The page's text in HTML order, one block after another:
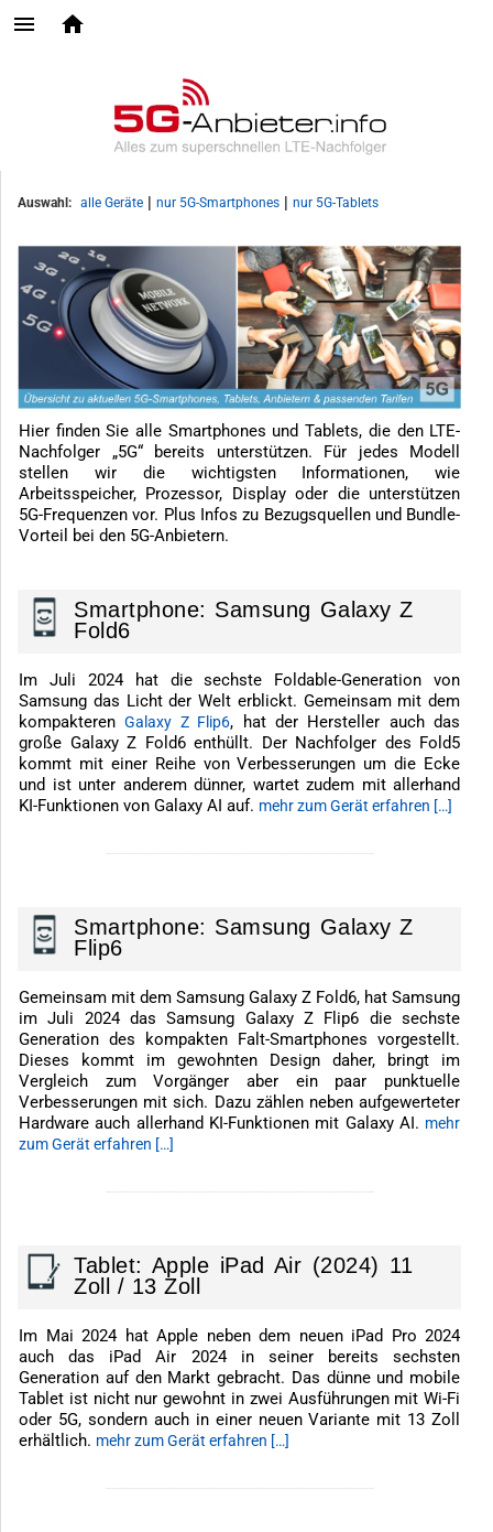
Auswahl: alle Geräte | nur 5G-Smartphones | nur 5G-Tablets
Hier finden Sie alle Smartphones und Tablets, die den LTE-
Nachfolger „5G“ bereits unterstützen. Für jedes Modell
stellen wir die wichtigsten Informationen, wie
Arbeitsspeicher, Prozessor, Display oder die unterstützen
5G-Frequenzen vor. Plus Infos zu Bezugsquellen und Bundle-
Vorteil bei den 5G-Anbietern.
Smartphone: Samsung Galaxy Z
Fold6
Im Juli 2024 hat die sechste Foldable-Generation von
Samsung das Licht der Welt erblickt. Gemeinsam mit dem
kompakterenGalaxy Z Flip6, hat der Hersteller auch das
große Galaxy Z Fold6 enthüllt. Der Nachfolger des Fold5
kommt mit einer Reihe von Verbesserungen um die Ecke
und ist unter anderem dünner, wartet zudem mit allerhand
KI-Funktionen von Galaxy AI auf. mehr zum Gerät erfahren […]
Smartphone: Samsung Galaxy Z
Flip6
Gemeinsam mit dem Samsung Galaxy Z Fold6, hat Samsung
im Juli 2024 das Samsung Galaxy Z Flip6 die sechste
Generation des kompakten Falt-Smartphones vorgestellt.
Dieses kommt im gewohnten Design daher, bringt im
Vergleich zum Vorgänger aber ein paar punktuelle
Verbesserungen mit sich. Dazu zählen neben aufgewerteter
Hardware auch allerhand KI-Funktionen mit Galaxy AI. mehr
zum Gerät erfahren […]
Tablet: Apple iPad Air (2024) 11
Zoll / 13 Zoll
Im Mai 2024 hat Apple neben dem neuen iPad Pro 2024
auch das iPad Air 2024 in seiner bereits sechsten
Generation auf den Markt gebracht. Das dünne und mobile
Tablet ist nicht nur gewohnt in zwei Ausführungen mit Wi-Fi
oder 5G, sondern auch in einer neuen Variante mit 13 Zoll
erhältlich. mehr zum Gerät erfahren […]